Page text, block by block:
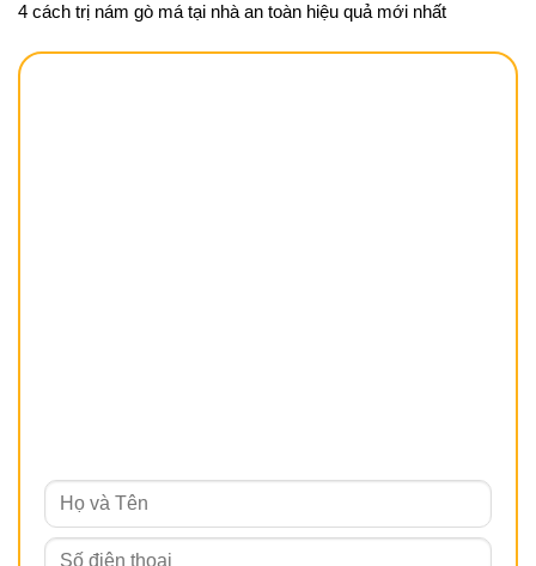
4 cách trị nám gò má tại nhà an toàn hiệu quả mới nhất